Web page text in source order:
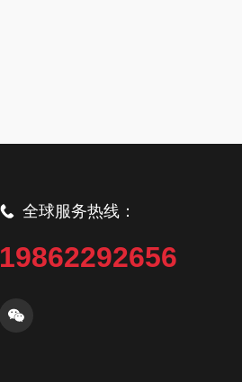
全球服务热线：
19862292656